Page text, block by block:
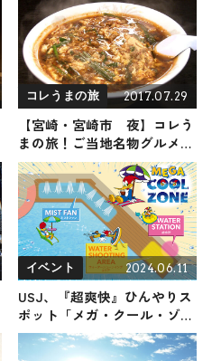
コレうまの旅 2017.07.29
【宮崎・宮崎市 夜】コレう
まの旅！ご当地名物グルメを
お届け
イベント 2024.06.11
USJ、『超爽快』ひんやりス
ポット「メガ・クール・ゾー
ン」新登場 夏限定のフード
＆爽快グッズも公開